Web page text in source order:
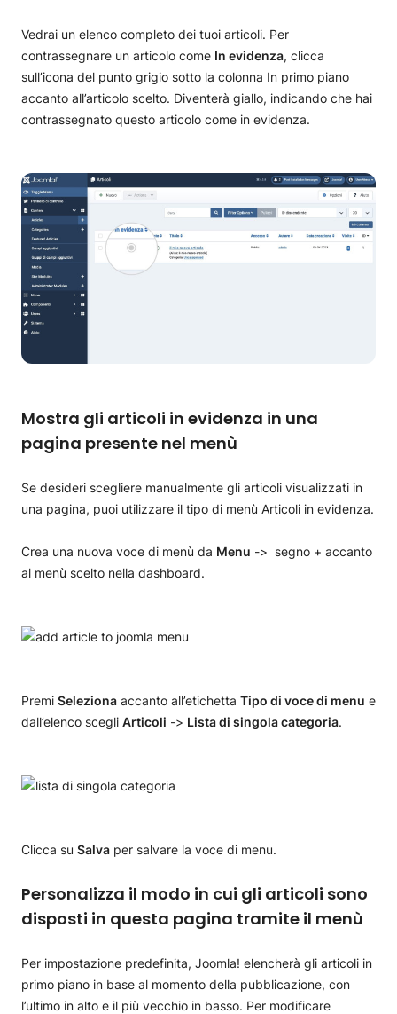
Come aggiornare Joomla!
Installare template di Joomla!
Gestisci estensioni di Joomla!
Come installare le estensioni Joomla!
Come rimuovere le estensioni di Joomla!
Crea backup di Joomla!
Come eseguire un backup manuale di Joomla!
Come migliorare la velocità di Joomla!
Vedrai un elenco completo dei tuoi articoli. Per
contrassegnare un articolo come In evidenza, clicca
sull’icona del punto grigio sotto la colonna In primo piano
accanto all’articolo scelto. Diventerà giallo, indicando che hai
contrassegnato questo articolo come in evidenza.
Mostra gli articoli in evidenza in una
pagina presente nel menù
Se desideri scegliere manualmente gli articoli visualizzati in
una pagina, puoi utilizzare il tipo di menù Articoli in evidenza.
Crea una nuova voce di menù da Menu -> segno + accanto
al menù scelto nella dashboard.
Premi Seleziona accanto all’etichetta Tipo di voce di menu e
dall’elenco scegli Articoli -> Lista di singola categoria.
Clicca su Salva per salvare la voce di menu.
Personalizza il modo in cui gli articoli sono
disposti in questa pagina tramite il menù
Per impostazione predefinita, Joomla! elencherà gli articoli in
primo piano in base al momento della pubblicazione, con
l’ultimo in alto e il più vecchio in basso. Per modificare